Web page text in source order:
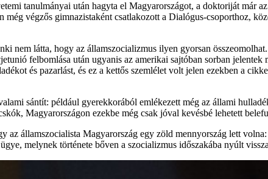
tanulmányai után hagyta el Magyarországot, a doktoriját már
végzős gimnazistaként csatlakozott a Dialógus-csoporthoz,
nem látta, hogy az államszocializmus ilyen gyorsan
felbomlása után ugyanis az amerikai sajtóban sorban
és pazarlást, és ez a kettős szemlélet volt jelen ezekben a
sántít: például gyerekkorából emlékezett még az állami
Magyarországon ezekbe még csak jóval kevésbé lehetett
az államszocialista Magyarország egy zöld mennyország lett
ügye, melynek története bőven a szocializmus időszakába nyúlt